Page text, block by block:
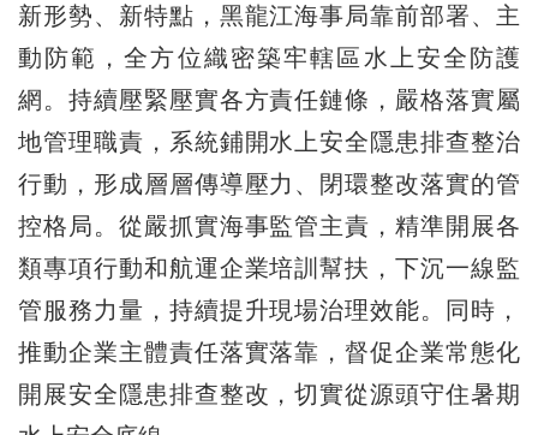
新形勢、新特點，黑龍江海事局靠前部署、主
動防範，全方位織密築牢轄區水上安全防護
網。持續壓緊壓實各方責任鏈條，嚴格落實屬
地管理職責，系統鋪開水上安全隱患排查整治
行動，形成層層傳導壓力、閉環整改落實的管
控格局。從嚴抓實海事監管主責，精準開展各
類專項行動和航運企業培訓幫扶，下沉一線監
管服務力量，持續提升現場治理效能。同時，
推動企業主體責任落實落靠，督促企業常態化
開展安全隱患排查整改，切實從源頭守住暑期